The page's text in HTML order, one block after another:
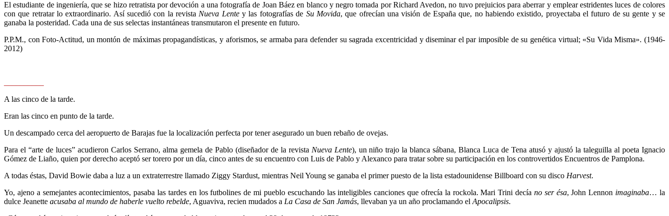
El estudiante de ingeniería, que se hizo retratista por devoción a una fotografía de Joan Báez en blanco y negro tomada por Richard Avedon, no tuvo prejuicios para aberrar y emplear estridentes luces de colores
con que retratar lo extraordinario. Así sucedió con la revista Nueva Lentey las fotografías de Su Movida, que ofrecían una visión de España que, no habiendo existido, proyectaba el futuro de su gente y se
ganaba la posteridad. Cada una de sus selectas instantáneas transmutaron el presente en futuro.
P.P.M., conFoto-Actitud, un montón de máximas propagandísticas, y aforismos, se armaba para defender su sagrada excentricidad y diseminar el par imposible de su genética virtual; «Su Vida Misma». (1946-
2012)
A las cinco de la tarde.
Eran las cinco en punto de la tarde.
Un descampado cerca del aeropuerto de Barajas fue la localización perfecta por tener asegurado un buen rebaño de ovejas.
Para el “arte de luces” acudieron Carlos Serrano, alma gemela de Pablo (diseñador de la revista Nueva Lente), un niño trajo la blanca sábana, Blanca Luca de Tena atusó y ajustó la taleguilla al poeta Ignacio
Gómez de Liaño, quien por derecho aceptó ser torero por un día, cinco antes de su encuentro con Luis de Pablo y Alexanco para tratar sobre su participación en los controvertidos Encuentros de Pamplona.
A todas éstas, David Bowie daba a luz a un extraterrestre llamado Ziggy Stardust, mientras Neil Young se ganaba el primer puesto de la lista estadounidense Billboard con su disco Harvest.
Yo, ajeno a semejantes acontecimientos, pasaba las tardes en los futbolines de mi pueblo escuchando las inteligibles canciones que ofrecía la rockola. Mari Trini decía no ser ésa, John Lennon imaginaba… la
dulce Jeanette acusaba al mundo de haberle vuelto rebelde, Aguaviva, recien mudados a La Casa de San Jamás, llevaban ya un año proclamando el Apocalipsis.